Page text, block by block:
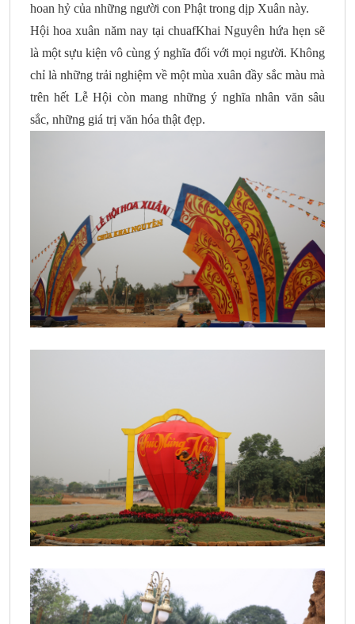
hoan hỷ của những người con Phật trong dịp Xuân này.
Hội hoa xuân năm nay tại chuafKhai Nguyên hứa hẹn sẽ
là một sựu kiện vô cùng ý nghĩa đối với mọi người. Không
chỉ là những trải nghiệm về một mùa xuân đầy sắc màu mà
trên hết Lễ Hội còn mang những ý nghĩa nhân văn sâu
sắc, những giá trị văn hóa thật đẹp.